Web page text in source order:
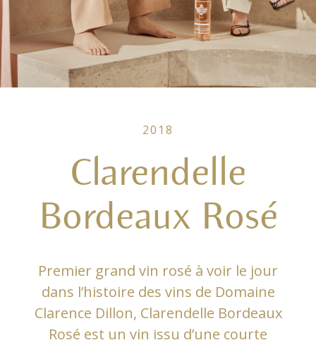
2018
Clarendelle
Bordeaux Rosé
Premier grand vin rosé à voir le jour
dans l’histoire des vins de Domaine
Clarence Dillon, Clarendelle Bordeaux
Rosé est un vin issu d’une courte